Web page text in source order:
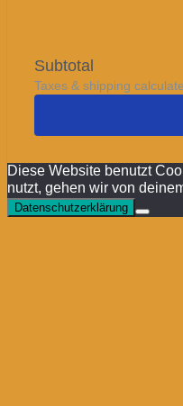
Subtotal
Taxes & shipping
Diese Website benutzt
nutzt, gehen wir von
Datenschutzerklärung